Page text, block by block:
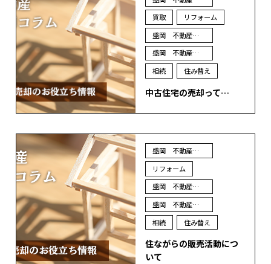
買取
リフォーム
盛岡 不動産 買取
盛岡 不動産 査定
相続
住み替え
中古住宅の売却って…
盛岡 不動産 売却
リフォーム
盛岡 不動産 買取
盛岡 不動産 査定
相続
住み替え
住ながらの販売活動につ
いて